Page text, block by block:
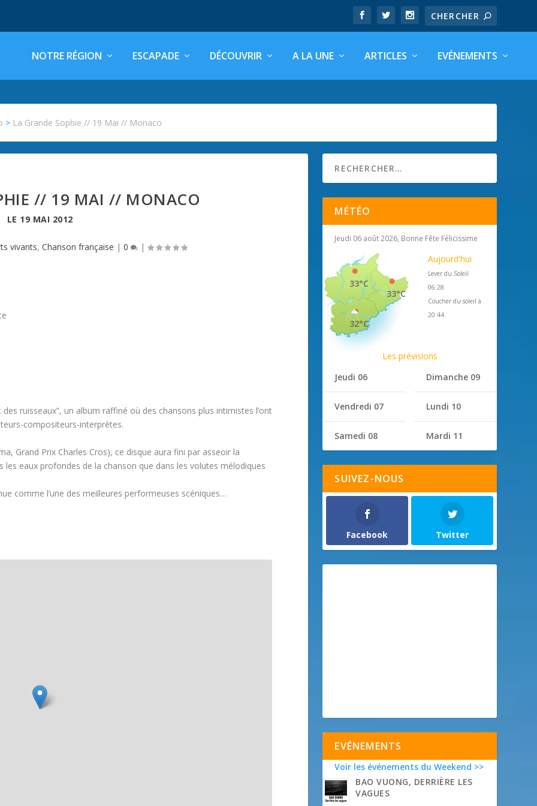
NOTRE RÉGION ESCAPADE DÉCOUVRIR A LA UNE ARTICLES EVÉNEMENTS
> La Grande Sophie // 19 Mai // Monaco
// 19 MAI // MONACO
LE 19 MAI 2012
vivants, Chanson française | 0 |
ruisseaux”, un album raffiné où des chansons plus intimistes l’ont
compositeurs-interprètes.
Grand Prix Charles Cros), ce disque aura fini par asseoir la
les eaux profondes de la chanson que dans les volutes mélodiques
comme l’une des meilleures performeuses scéniques…
MÉTÉO
Jeudi 06 août 2026, Bonne Fête Félicissime
33°C
33°C
32°C
Aujourd'hui
Lever du Soleil
06:28
Coucher du soleil à
20:44
Les prévisions
Jeudi 06
Vendredi 07
Samedi 08
Dimanche 09
Lundi 10
Mardi 11
SUIVEZ-NOUS
Facebook Twitter
EVÉNEMENTS
Voir les événements du Weekend >>
BAO VUONG, DERRIÈRE LES
VAGUES